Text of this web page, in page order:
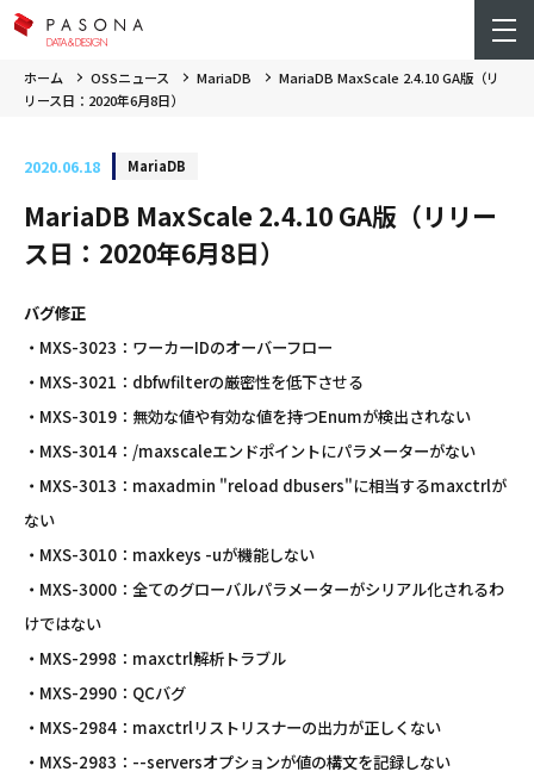
ホーム OSSニュース MariaDB
MariaDB MaxScale 2.4.10 GA版（リ
リース日：2020年6月8日）
2020.06.18 MariaDB
MariaDB MaxScale 2.4.10 GA版（リリー
ス日：2020年6月8日）
バグ修正
・MXS-3023：ワーカーIDのオーバーフロー
・MXS-3021：dbfwfilterの厳密性を低下させる
・MXS-3019：無効な値や有効な値を持つEnumが検出されない
・MXS-3014：/maxscaleエンドポイントにパラメーターがない
・MXS-3013：maxadmin "reload dbusers"に相当するmaxctrlが
ない
・MXS-3010：maxkeys -uが機能しない
・MXS-3000：全てのグローバルパラメーターがシリアル化されるわ
けではない
・MXS-2998：maxctrl解析トラブル
・MXS-2990：QCバグ
・MXS-2984：maxctrlリストリスナーの出力が正しくない
・MXS-2983：--serversオプションが値の構文を記録しない